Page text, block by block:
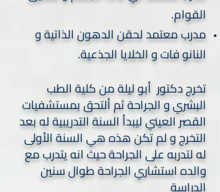
القوام.
مدرب معتمد لحقن الدهون الذاتية و
النانو فات و الخلايا الجذعية.​
تخرج دكتور أبو ليلة من كلية الطب
البشري و الجراحة ثم ألتحق بمستشفيات
القصر العيني ليبدأ السنة التدريبية له بعد
التخرج و لم تكن هذه هي السنة الأولى
له لتدربه على الجراحة حيث انه يتدرب مع
والده استشاري الجراحة طوال سنين
الدراسة